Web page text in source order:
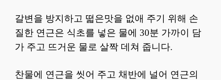
갈변을 방지하고 떫은맛을 없애 주기 위해 손
질한 연근은 식초를 넣은 물에 30분 가까이 담
가 주고 뜨거운 물로 살짝 데쳐 줍니다.
찬물에 연근을 씻어 주고 채반에 널어 연근의